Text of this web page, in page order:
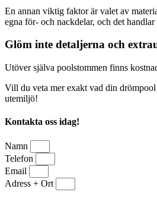
En annan viktig faktor är valet av
egna för- och nackdelar, och det
Glöm inte detaljerna och
Utöver själva poolstommen finns
Vill du veta mer exakt vad din
utemiljö!
Kontakta oss idag!
Namn
Telefon
Email
Adress + Ort